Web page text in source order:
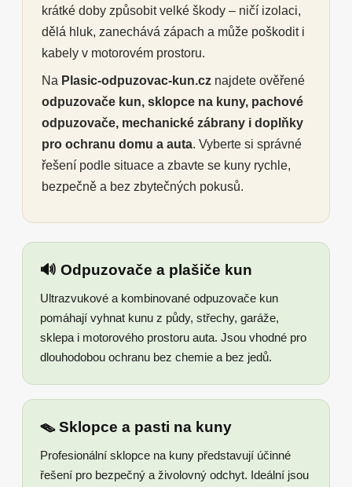
krátké doby způsobit velké škody – ničí izolaci,
dělá hluk, zanechává zápach a může poškodit i
kabely v motorovém prostoru.
Na Plasic-odpuzovac-kun.cz najdete ověřené
odpuzovače kun, sklopce na kuny, pachové
odpuzovače, mechanické zábrany i doplňky
pro ochranu domu a auta. Vyberte si správné
řešení podle situace a zbavte se kuny rychle,
bezpečně a bez zbytečných pokusů.
🔊 Odpuzovače a plašiče kun
Ultrazvukové a kombinované odpuzovače kun
pomáhají vyhnat kunu z půdy, střechy, garáže,
sklepa i motorového prostoru auta. Jsou vhodné pro
dlouhodobou ochranu bez chemie a bez jedů.
🪤 Sklopce a pasti na kuny
Profesionální sklopce na kuny představují účinné
řešení pro bezpečný a živolovný odchyt. Ideální jsou